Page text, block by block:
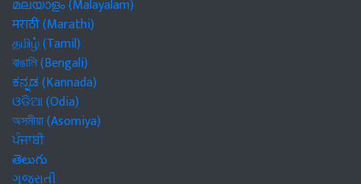
മലയാളം (Malayalam)
मराठी (Marathi)
தமிழ் (Tamil)
বাঙালি (Bengali)
ಕನ್ನಡ (Kannada)
ଓଡିଆ (Odia)
অসমীয়া (Asomiya)
ਪੰਜਾਬੀ
తెలుగు
ગુજરાતી